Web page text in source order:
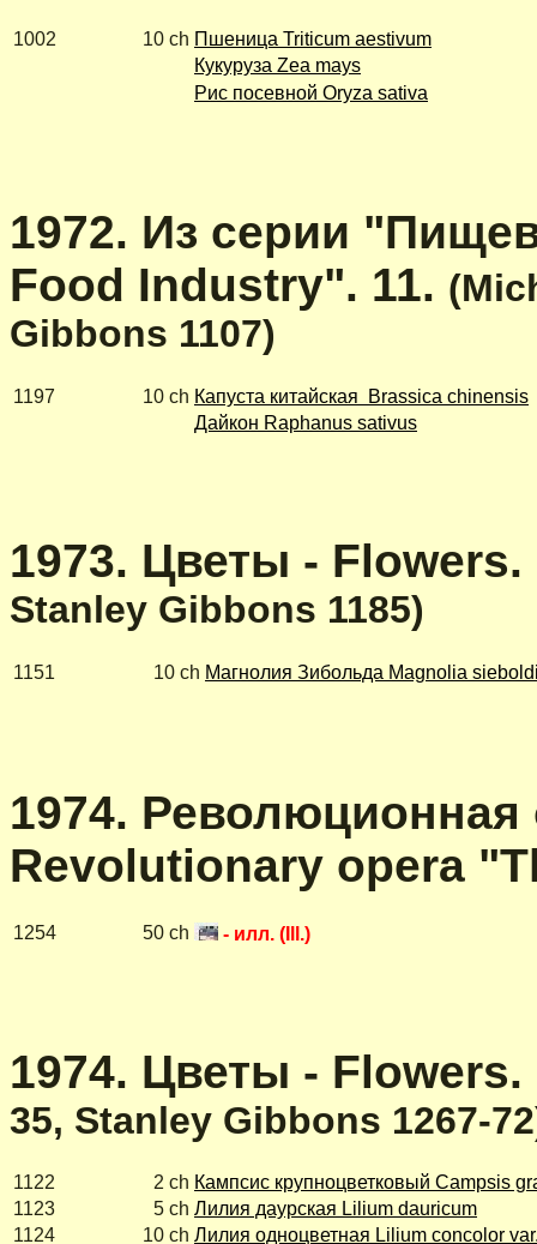
1002 10 ch Пшеница Triticum aestivum
Кукуруза Zea mays
Рис посевной Oryza sativa
1972. Из серии
Food Industry". 11.
Gibbons 1107)
1197 10 ch Капуста китайская Brassica chinensis
Дайкон Raphanus sativus
1973. Цветы -
Stanley Gibbons 1185)
1151 10 ch Магнолия Зибольда Magnolia
1974.
Revolutionary opera
1254 50 ch - илл. (Ill.)
1974. Цветы -
35, Stanley Gibbons 1267-
1122 2 ch Кампсис крупноцветковый Campsis
1123
5 ch Лилия даурская Lilium dauricum
1124
10 ch Лилия одноцветная Lilium concolor